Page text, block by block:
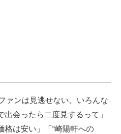
ンは見逃せない。いろんな
会ったら二度見するって」
格は安い」「“崎陽軒への